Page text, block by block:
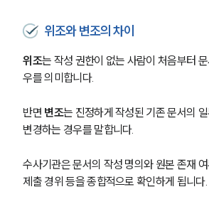
위조와 변조의 차이
위조는 작성 권한이 없는 사람이 처음부터
우를 의미합니다.
반면 변조는 진정하게 작성된 기존 문서의
변경하는 경우를 말합니다.
수사기관은 문서의 작성 명의와 원본 존재
제출 경위 등을 종합적으로 확인하게 됩니다.